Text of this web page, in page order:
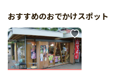
おすすめのおでかけスポット